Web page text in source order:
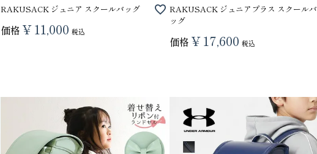
RAKUSACK ジュニア スクールバッグ
価格 ¥ 11,000 税込
RAKUSACK ジュニアプラス スクールバ
ッグ
価格 ¥17,600 税込